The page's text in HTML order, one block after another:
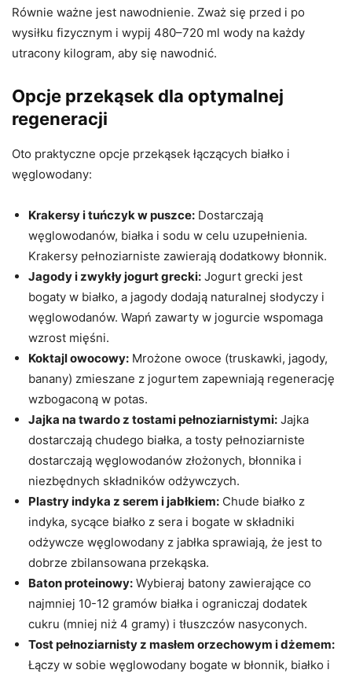
Równie ważne jest nawodnienie. Zważ się przed i po
wysiłku fizycznym i wypij 480–720 ml wody na każdy
utracony kilogram, aby się nawodnić.
Opcje przekąsek dla optymalnej
regeneracji
Oto praktyczne opcje przekąsek łączących białko i
węglowodany:
Krakersy i tuńczyk w puszce: Dostarczają
węglowodanów, białka i sodu w celu uzupełnienia.
Krakersy pełnoziarniste zawierają dodatkowy błonnik.
Jagody i zwykły jogurt grecki: Jogurt grecki jest
bogaty w białko, a jagody dodają naturalnej słodyczy i
węglowodanów. Wapń zawarty w jogurcie wspomaga
wzrost mięśni.
Koktajl owocowy: Mrożone owoce (truskawki, jagody,
banany) zmieszane z jogurtem zapewniają regenerację
wzbogaconą w potas.
Jajka na twardo z tostami pełnoziarnistymi: Jajka
dostarczają chudego białka, a tosty pełnoziarniste
dostarczają węglowodanów złożonych, błonnika i
niezbędnych składników odżywczych.
Plastry indyka z serem i jabłkiem: Chude białko z
indyka, sycące białko z sera i bogate w składniki
odżywcze węglowodany z jabłka sprawiają, że jest to
dobrze zbilansowana przekąska.
Baton proteinowy: Wybieraj batony zawierające co
najmniej 10-12 gramów białka i ograniczaj dodatek
cukru (mniej niż 4 gramy) i tłuszczów nasyconych.
Tost pełnoziarnisty z masłem orzechowym i dżemem:
Łączy w sobie węglowodany bogate w błonnik, białko i